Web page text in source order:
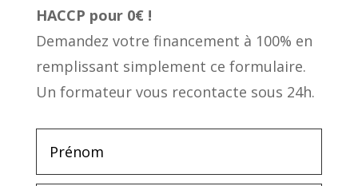
HACCP pour 0€ !
Demandez votre financement à 100% en
remplissant simplement ce formulaire.
Un formateur vous recontacte sous 24h.